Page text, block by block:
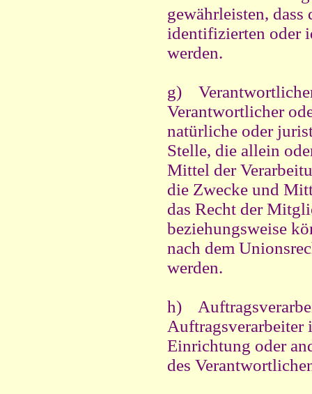
gewährleisten, dass
identifizierten oder
werden.
g)
Verantwortlicher
natürliche oder
Stelle, die allein
Mittel der
die Zwecke und
das Recht der
beziehungsweise
nach dem
werden.
h)
Auftragsverarbeiter
Einrichtung oder
des